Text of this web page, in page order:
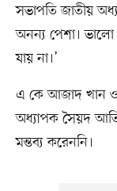
সভাপতি জাতীয়
অনন্য পেশা।
যায় না।’
এ কে আজাদ খান ও
অধ্যাপক সৈয়দ
মন্তব্য করেননি।